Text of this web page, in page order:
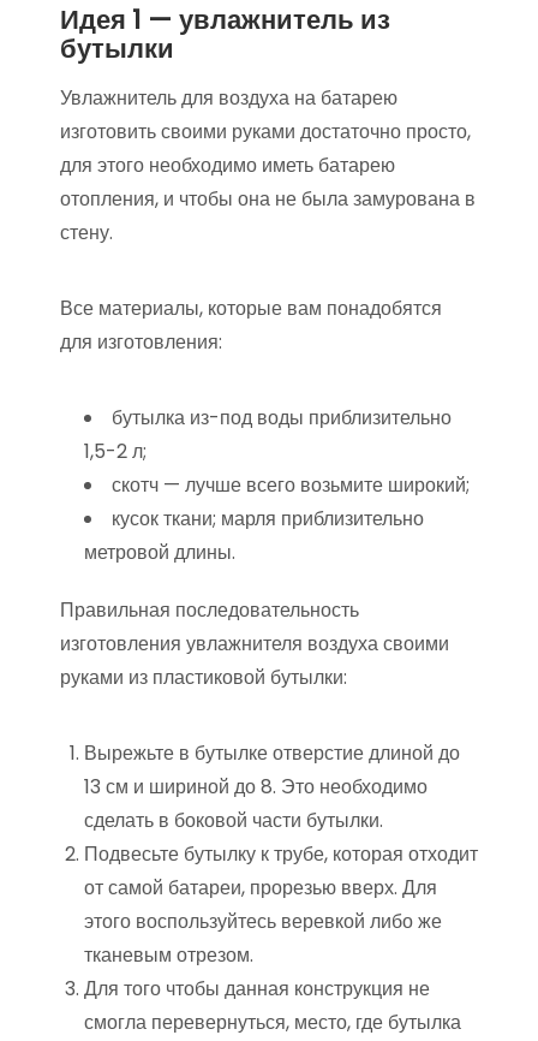
Идея 1 — увлажнитель из
бутылки
Увлажнитель для воздуха на батарею
изготовить своими руками достаточно просто,
для этого необходимо иметь батарею
отопления, и чтобы она не была замурована в
стену.
Все материалы, которые вам понадобятся
для изготовления:
бутылка из-под воды приблизительно
1,5-2 л;
скотч — лучше всего возьмите широкий;
кусок ткани; марля приблизительно
метровой длины.
Правильная последовательность
изготовления увлажнителя воздуха своими
руками из пластиковой бутылки:
Вырежьте в бутылке отверстие длиной до
13 см и шириной до 8. Это необходимо
сделать в боковой части бутылки.
Подвесьте бутылку к трубе, которая отходит
от самой батареи, прорезью вверх. Для
этого воспользуйтесь веревкой либо же
тканевым отрезом.
Для того чтобы данная конструкция не
смогла перевернуться, место, где бутылка